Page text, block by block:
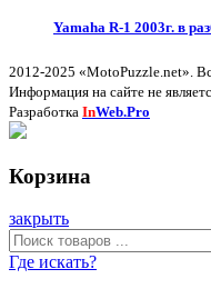
Yamaha R-1 2003г. в
2012-2025 «MotoPuzzle.net».
Информация на сайте не
Разработка InWeb.Pro
Корзина
закрыть
Где искать?